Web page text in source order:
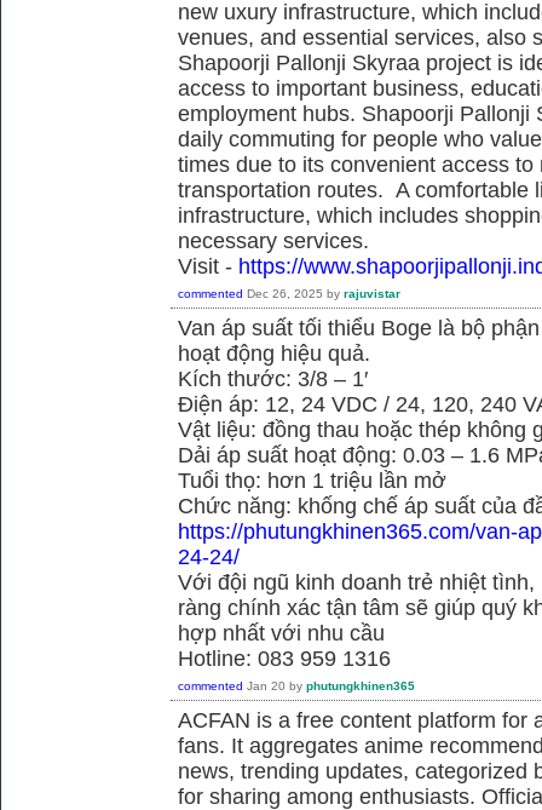
new uxury infrastructure, which
venues, and essential services, also
Shapoorji Pallonji Skyraa project is
access to important business,
employment hubs. Shapoorji Pallonji
daily commuting for people who
times due to its convenient access
transportation routes. A comfortable
infrastructure, which includes
necessary services.
Visit - https://
commented Dec 26, 2025 by rajuvistar
Van áp suất tối thiểu Boge là bộ
hoạt động hiệu quả.
Kích thước: 3/8 – 1′
Điện áp: 12, 24 VDC / 24, 120, 240
Vật liệu: đồng thau hoặc thép không
Dải áp suất hoạt động: 0.03 – 1.6
Tuổi thọ: hơn 1 triệu lần mở
Chức năng: khống chế áp suất của
https://phutungkhinen365.com/van-
24-24/
Với đội ngũ kinh doanh trẻ nhiệt
ràng chính xác tận tâm sẽ giúp quý
hợp nhất với nhu cầu
Hotline: 083 959 1316
commented Jan 20 by phutungkhinen365
ACFAN is a free content platform for
fans. It aggregates anime
news, trending updates, categorized
for sharing among enthusiasts.